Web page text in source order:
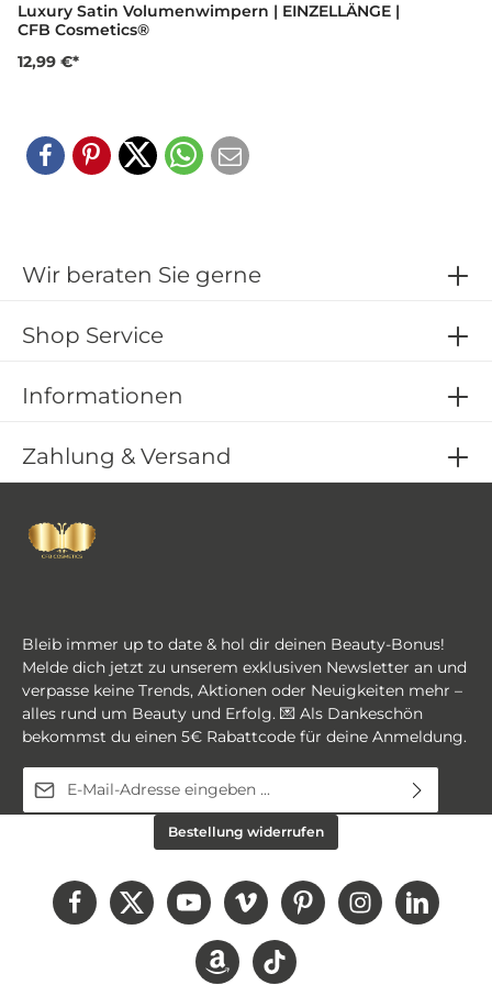
Luxury Satin Volumenwimpern | EINZELLÄNGE |
CFB Cosmetics®
12,99 €*
Bleib immer up to date & hol dir deinen Beauty-Bonus!
Melde dich jetzt zu unserem exklusiven Newsletter an und
verpasse keine Trends, Aktionen oder Neuigkeiten mehr –
alles rund um Beauty und Erfolg. 💌 Als Dankeschön
bekommst du einen 5€ Rabattcode für deine Anmeldung.
E-Mail-Adresse*
Datenschutzbestimmungen
Kenntnis genommen und dieAGBgelesen und bin
Diese Seite ist durch reCAPTCHA geschützt und es gelten die
undNutzungsbedingungen
Wir beraten Sie gerne
Shop Service
Informationen
Zahlung & Versand
Bestellung widerrufen